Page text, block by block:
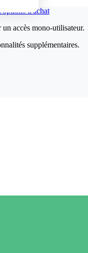
d'achat
un accès mono-utilisateur.
supplémentaires.